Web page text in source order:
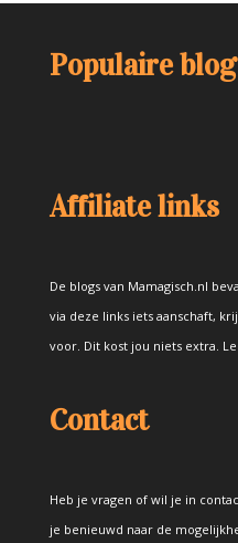
Populaire
Affiliate links
De blogs van Mamagisch.nl
via deze links iets aanschaft,
voor. Dit kost jou niets extra.
Contact
Heb je vragen of wil je in
je benieuwd naar de